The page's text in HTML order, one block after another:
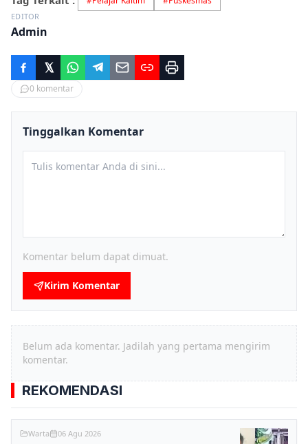
EDITOR
Admin
0 komentar
Tinggalkan Komentar
Komentar belum dapat dimuat.
Kirim Komentar
Belum ada komentar. Jadilah yang pertama mengirim
komentar.
REKOMENDASI
Warta 06 Agu 2026